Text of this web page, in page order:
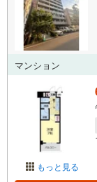
マンション
もっと見る